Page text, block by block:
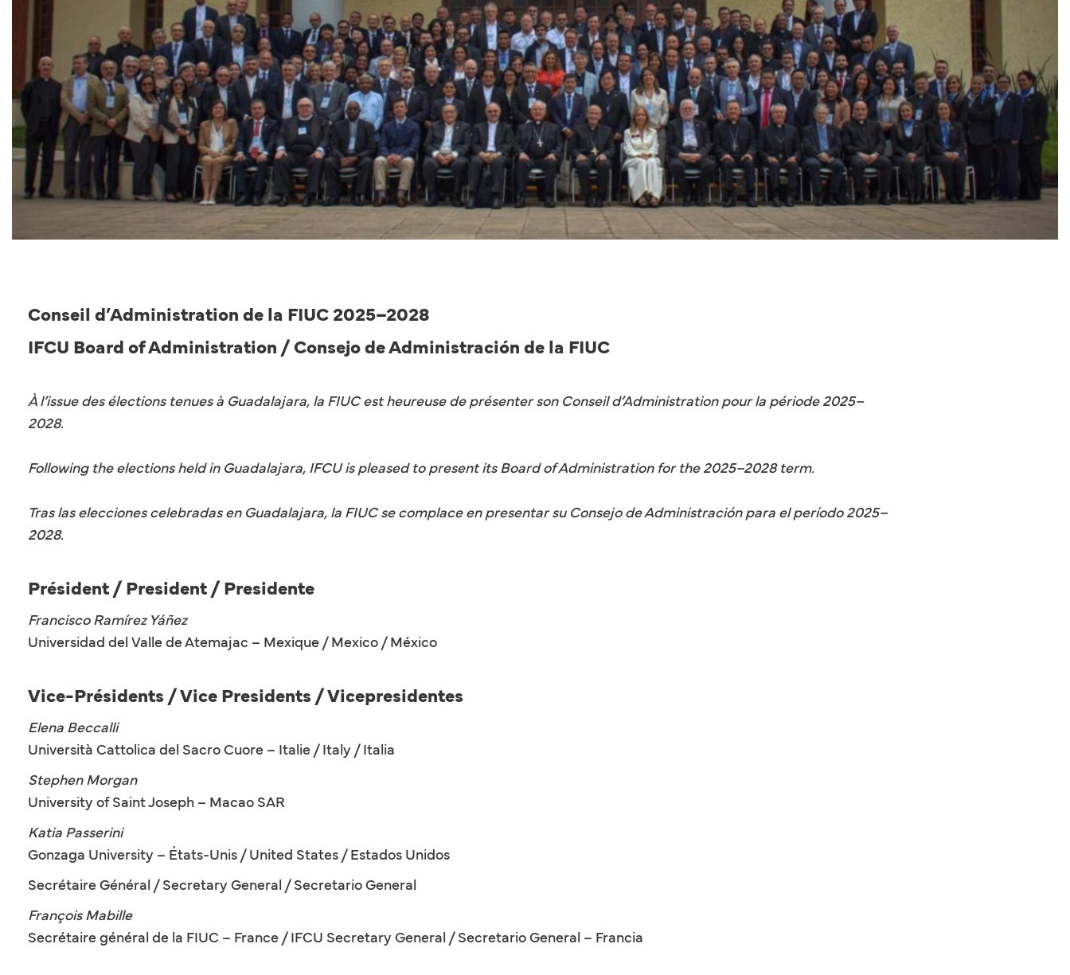
Conseil d’Administration de la FIUC 2025–2028
IFCU Board of Administration / Consejo de Administración de la FIUC
À l’issue des élections tenues à Guadalajara, la FIUC est heureuse de présenter son Conseil d’Administration pour la période 2025–
2028.
Following the elections held in Guadalajara, IFCU is pleased to present its Board of Administration for the 2025–2028 term.
Tras las elecciones celebradas en Guadalajara, la FIUC se complace en presentar su Consejo de Administración para el período 2025–
2028.
Président / President / Presidente
Francisco Ramírez Yáñez
Universidad del Valle de Atemajac – Mexique / Mexico / México
Vice-Présidents / Vice Presidents / Vicepresidentes
Elena Beccalli
Università Cattolica del Sacro Cuore – Italie / Italy / Italia
Stephen Morgan
University of Saint Joseph – Macao SAR
Katia Passerini
Gonzaga University – États-Unis / United States / Estados Unidos
Secrétaire Général / Secretary General / Secretario General
François Mabille
Secrétaire général de la FIUC – France / IFCU Secretary General / Secretario General – Francia